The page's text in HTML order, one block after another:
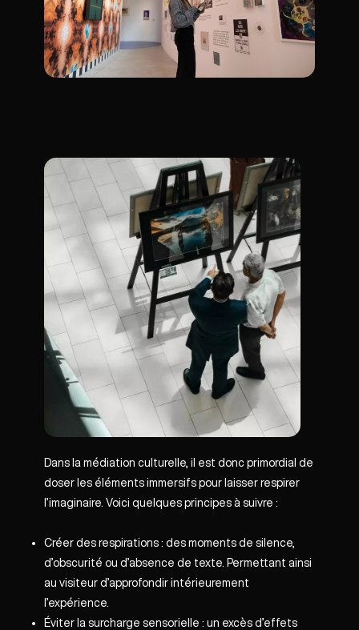
Dans la médiation culturelle, il est donc primordial de
doser les éléments immersifs pour laisser respirer
l’imaginaire. Voici quelques principes à suivre :
Créer des respirations : des moments de silence,
d’obscurité ou d’absence de texte. Permettant ainsi
au visiteur d’approfondir intérieurement
l’expérience.
Éviter la surcharge sensorielle : un excès d’effets